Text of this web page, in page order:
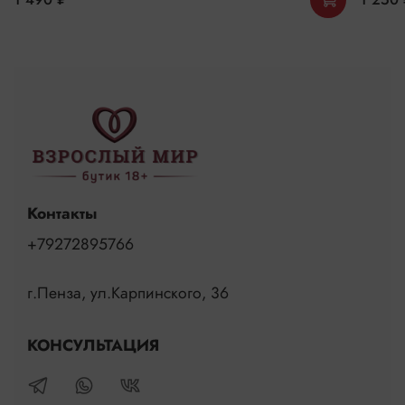
Контакты
+79272895766
г.Пенза, ул.Карпинского, 36
КОНСУЛЬТАЦИЯ